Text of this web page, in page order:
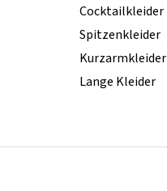
Cocktailkleider
Spitzenkleider
Kurzarmkleider
Lange Kleider